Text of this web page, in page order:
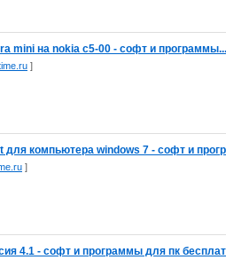
mini на nokia c5-00 - софт и программы...
]
для компьютера windows 7 - софт и
]
4.1 - софт и программы для пк